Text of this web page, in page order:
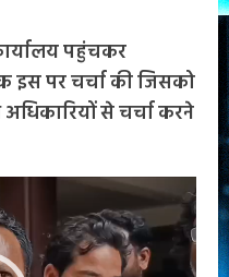
पहुंचकर
इस पर चर्चा की जिसको
से चर्चा करने